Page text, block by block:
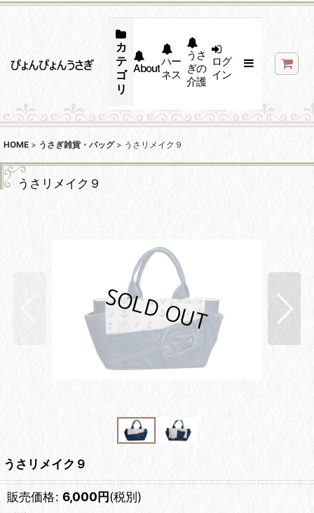
カ
テ
ゴ
リ
Aboutハー
ネス
うさ
ぎの
介護
ログ
イン
HOME > うさぎ雑貨・バッグ > うさリメイク９
うさリメイク９
うさリメイク９
販売価格: 6,000円(税別)